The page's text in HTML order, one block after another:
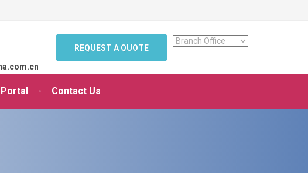
Contact Us
REQUEST A QUOTE